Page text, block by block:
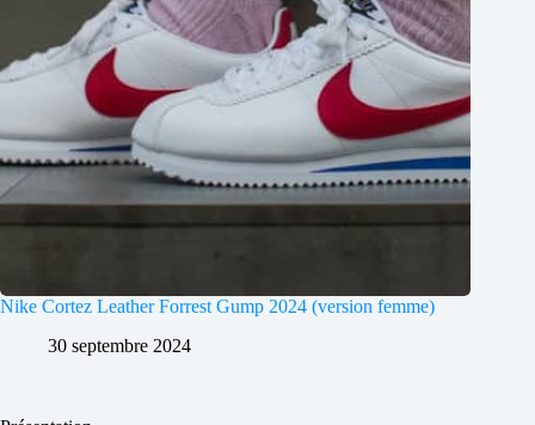
Nike Cortez Leather Forrest Gump 2024 (version femme)
30 septembre 2024